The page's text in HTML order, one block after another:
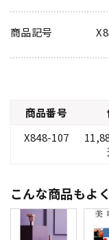
商品記号
商品番号
X848-107
こんな商品もよ